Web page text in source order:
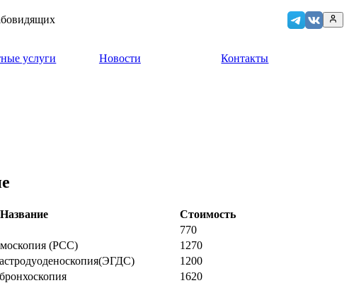
услуги Новости Контакты
Название
Стоимость
770
(РСС)
1270
1200
1620